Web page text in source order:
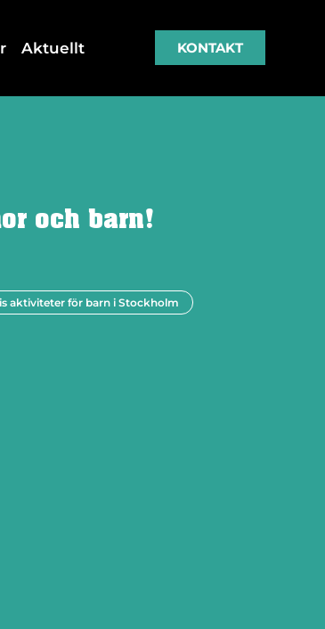
Aktuellt KONTAKT
och barn!
aktiviteter för barn i Stockholm